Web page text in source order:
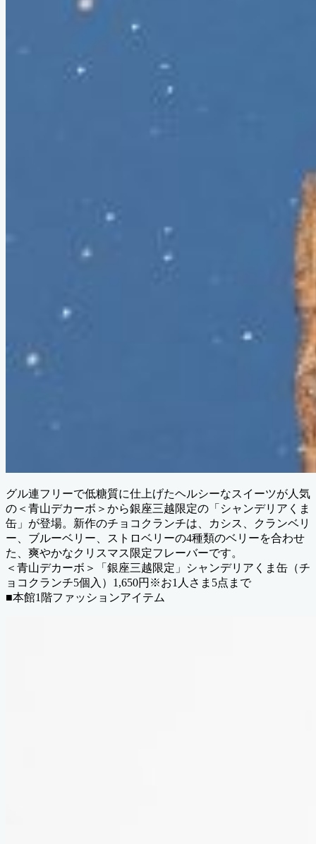
グル連フリーで低糖質に仕上げたヘルシーなスイーツが人気
の＜青山デカーボ＞から銀座三越限定の「シャンデリアくま
缶」が登場。新作のチョコクランチは、カシス、クランベリ
ー、ブルーベリー、ストロベリーの4種類のベリーを合わせ
た、爽やかなクリスマス限定フレーバーです。
＜青山デカーボ＞「銀座三越限定」シャンデリアくま缶（チ
ョコクランチ5個入）1,650円※お1人さま5点まで
■本館1階ファッションアイテム